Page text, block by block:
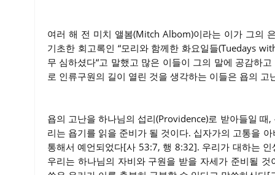
여러 해 전 미치 앨봄(Mitch Albom)이라는 이가 그의
기초한 회고록인 “모리와 함께한 화요일들(Tuedays
무 심하셨다“고 말했고 많은 이들이 그의 말에 공감하
로 인류구원의 길이 열린 것을 생각하는 이들은 욥의
욥의 고난을 하나님의 섭리(Providence)로 받아들일
리는 욥기를 읽을 준비가 될 것이다. 십자가의 고통을
통해서 예언되었다[사 53:7, 행 8:32]. 우리가 대하는
우리는 하나님의 자비와 구원을 받을 자세가 준비될